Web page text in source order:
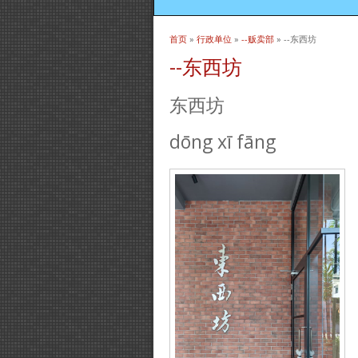
当前位置
首页 » 行政单位 » --贩卖部 » --东西坊
--东西坊
东西坊
dōng xī fāng